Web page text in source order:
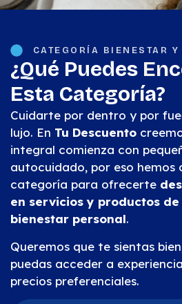
CATEGORÍA BIENESTAR
¿Qué Puedes
Esta Categoría?
Cuidarte por dentro y por
lujo. En Tu Descuento
integral comienza con
autocuidado, por eso hemos
categoría para ofrecerte
en servicios y productos
bienestar personal.
Queremos que te sientas
puedas acceder a
precios preferenciales.